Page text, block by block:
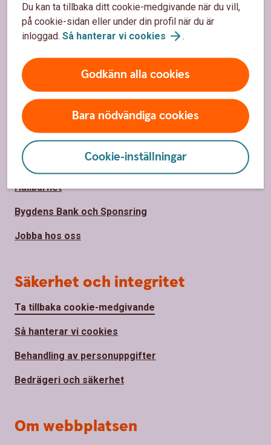
Du kan ta tillbaka ditt cookie-medgivande när du vill,
på cookie-sidan eller under din profil när du är
inloggad. Så hanterar vi cookies .
Godkänn alla cookies
Bara nödvändiga cookies
Cookie-inställningar
Spärrhjälp
Hitta bankkontor
Bli kund
Priser, räntor och kurser
Om oss
Om Södra Hestra Sparbank
Hållbarhet
Bygdens Bank och Sponsring
Jobba hos oss
Säkerhet och integritet
Ta tillbaka cookie-medgivande
Så hanterar vi cookies
Behandling av personuppgifter
Bedrägeri och säkerhet
Om webbplatsen